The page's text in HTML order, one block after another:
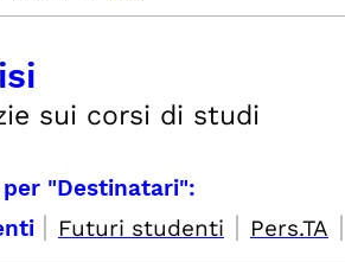
sui corsi di studi
"Destinatari":
| Futuri studenti | Pers.TA |